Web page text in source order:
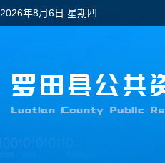
2026年8月6日 星期四